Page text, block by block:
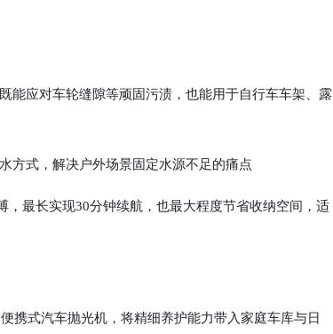
能应对车轮缝隙等顽固污渍，也能用于自行车车架、露
方式，解决户外场景固定水源不足的痛点
，最长实现30分钟续航，也最大程度节省收纳空间，适
式汽车抛光机，将精细养护能力带入家庭车库与日